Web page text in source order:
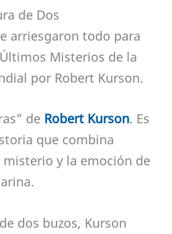
de Dos
arriesgaron todo para
Misterios de la
por Robert Kurson.
de Robert Kurson. Es
que combina
y la emoción de
dos buzos, Kurson